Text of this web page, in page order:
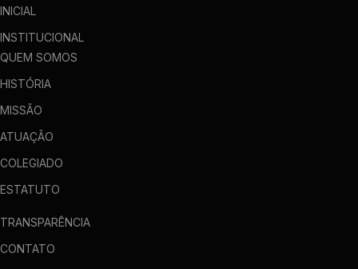
INICIAL
INSTITUCIONAL
QUEM SOMOS
HISTÓRIA
MISSÃO
ATUAÇÃO
COLEGIADO
ESTATUTO
TRANSPARÊNCIA
CONTATO